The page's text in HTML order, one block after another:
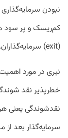
نبودن
کم‌ریسک و پر سود
(exit) سرمایه‌گذاران.
نیری در مورد
خطرپذیر نقد
نقدشوندگی یعنی
سرمایه‌گذار بعد از